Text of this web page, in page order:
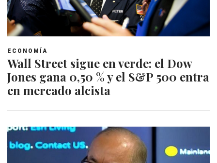
ECONOMÍA
Wall Street sigue en verde: el Dow
Jones gana 0,50 % y el S&P 500 entra
en mercado alcista